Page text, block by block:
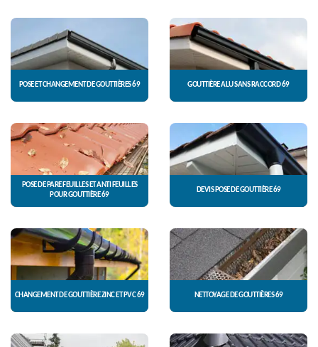
POSE ET CHANGEMENT DE GOUTTIÈRES 69 GOUTTIÈRE ALU SANS RACCORD 69
POSE DE PARE FEUILLES ET ANTI FEUILLES
POUR GOUTTIÈRE 69
DEVIS POSE DE GOUTTIÈRE 69
CHANGEMENT DE GOUTTIÈRE ZINC ET PVC 69 NETTOYAGE DE GOUTTIÈRES 69